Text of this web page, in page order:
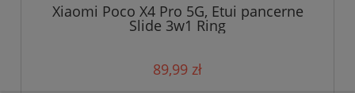
Xiaomi Poco X4 Pro 5G, Etui pancerne
Slide 3w1 Ring
89,99 zł